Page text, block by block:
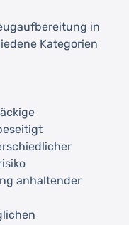
in
Kategorien
anhaltender